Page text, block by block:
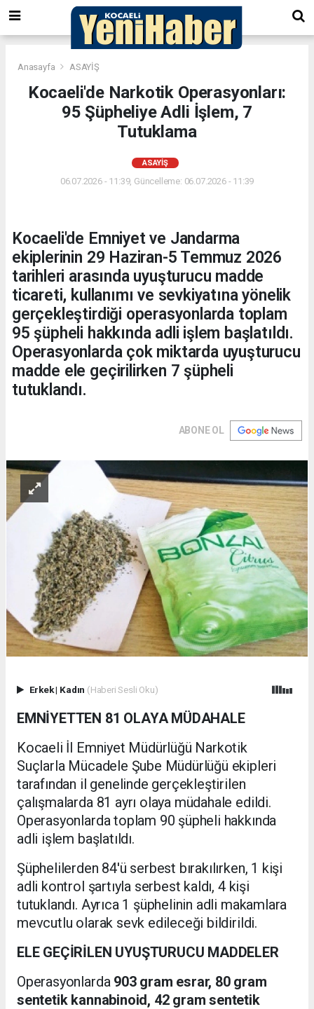
Anasayfa ASAYİŞ
Kocaeli'de Narkotik Operasyonları:
95 Şüpheliye Adli İşlem, 7
Tutuklama
ASAYİŞ
06.07.2026 - 11:39, Güncelleme: 06.07.2026 - 11:39
Kocaeli'de Emniyet ve Jandarma
ekiplerinin 29 Haziran-5 Temmuz 2026
tarihleri arasında uyuşturucu madde
ticareti, kullanımı ve sevkiyatına yönelik
gerçekleştirdiği operasyonlarda toplam
95 şüpheli hakkında adli işlem başlatıldı.
Operasyonlarda çok miktarda uyuşturucu
madde ele geçirilirken 7 şüpheli
tutuklandı.
ABONE OL
Erkek| Kadın (Haberi Sesli Oku)
EMNİYETTEN 81 OLAYA MÜDAHALE
Kocaeli İl Emniyet Müdürlüğü Narkotik
Suçlarla Mücadele Şube Müdürlüğü ekipleri
tarafından il genelinde gerçekleştirilen
çalışmalarda 81 ayrı olaya müdahale edildi.
Operasyonlarda toplam 90 şüpheli hakkında
adli işlem başlatıldı.
Şüphelilerden 84'ü serbest bırakılırken, 1 kişi
adli kontrol şartıyla serbest kaldı, 4 kişi
tutuklandı. Ayrıca 1 şüphelinin adli makamlara
mevcutlu olarak sevk edileceği bildirildi.
ELE GEÇİRİLEN UYUŞTURUCU MADDELER
Operasyonlarda 903 gram esrar, 80 gram
sentetik kannabinoid, 42 gram sentetik